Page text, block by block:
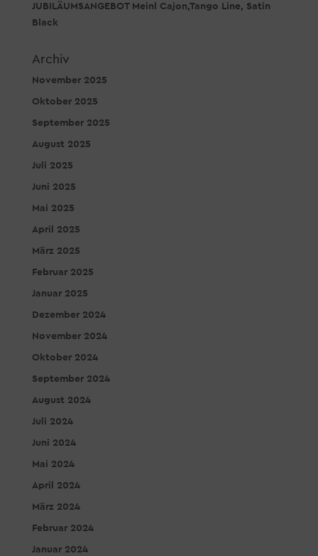
JUBILÄUMSANGEBOT Meinl Cajon,Tango Line, Satin
Black
Archiv
November 2025
Oktober 2025
September 2025
August 2025
Juli 2025
Juni 2025
Mai 2025
April 2025
März 2025
Februar 2025
Januar 2025
Dezember 2024
November 2024
Oktober 2024
September 2024
August 2024
Juli 2024
Juni 2024
Mai 2024
April 2024
März 2024
Februar 2024
Januar 2024